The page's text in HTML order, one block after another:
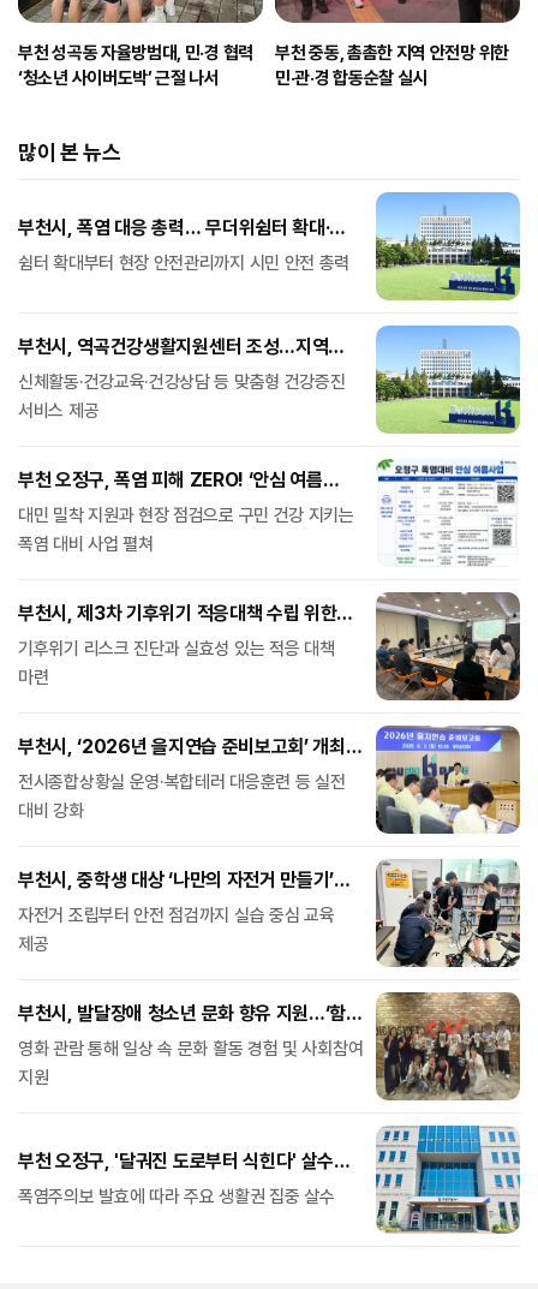
부천 성곡동 자율방범대, 민·경 협력
‘청소년 사이버도박’ 근절 나서
부천 중동, 촘촘한 지역 안전망 위한
민·관·경 합동순찰 실시
많이 본 뉴스
부천시, 폭염 대응 총력… 무더위쉼터 확대·
취약계층 보호 강화
쉼터 확대부터 현장 안전관리까지 시민 안전 총력
부천시, 역곡건강생활지원센터 조성…지역
건강증진 거점 마련
신체활동·건강교육·건강상담 등 맞춤형 건강증진
서비스 제공
부천 오정구, 폭염 피해 ZERO! ‘안심 여름
사업’ 전개
대민 밀착 지원과 현장 점검으로 구민 건강 지키는
폭염 대비 사업 펼쳐
부천시, 제3차 기후위기 적응대책 수립 위한
의견수렴회 개최
기후위기 리스크 진단과 실효성 있는 적응 대책
마련
부천시, ‘2026년 을지연습 준비보고회’ 개최…
분야별 추진계획 점검
전시종합상황실 운영·복합테러 대응훈련 등 실전
대비 강화
부천시, 중학생 대상 ‘나만의 자전거 만들기’
특별과정 운영
자전거 조립부터 안전 점검까지 실습 중심 교육
제공
부천시, 발달장애 청소년 문화 향유 지원…‘함께
일상 영화관’ 운영
영화 관람 통해 일상 속 문화 활동 경험 및 사회참여
지원
부천 오정구, '달궈진 도로부터 식힌다' 살수차
선탑 현장점검
폭염주의보 발효에 따라 주요 생활권 집중 살수